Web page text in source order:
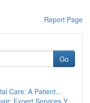
Report Page
Go
Care: A Patient...
Expert Services Y...